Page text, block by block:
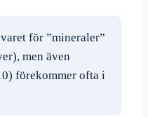
för ”mineraler”
men även
förekommer ofta i